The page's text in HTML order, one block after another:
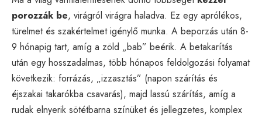
porozzák be, virágról virágra haladva. Ez egy aprólékos,
türelmet és szakértelmet igénylő munka. A beporzás után 8-
9 hónapig tart, amíg a zöld „bab” beérik. A betakarítás
után egy hosszadalmas, több hónapos feldolgozási folyamat
következik: forrázás, „izzasztás” (napon szárítás és
éjszakai takarókba csavarás), majd lassú szárítás, amíg a
rudak elnyerik sötétbarna színüket és jellegzetes, komplex